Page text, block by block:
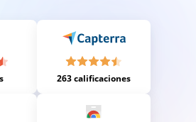
263 calificaciones